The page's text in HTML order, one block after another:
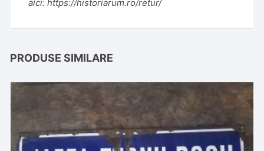
aici:https://historiarum.ro/retur/
PRODUSE SIMILARE